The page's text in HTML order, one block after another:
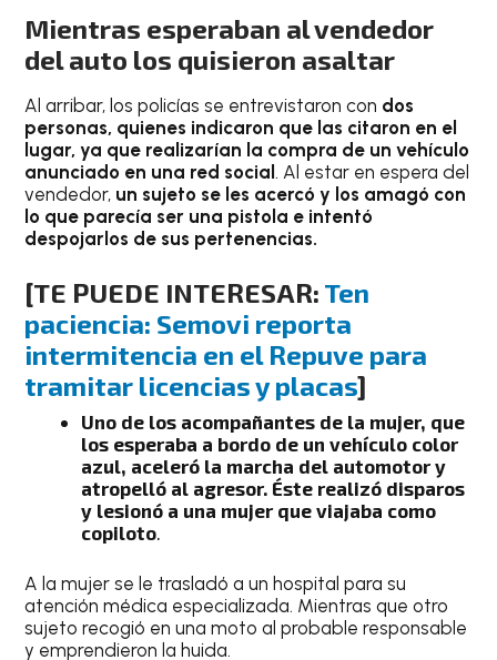
Mientras esperaban al vendedor
del auto los quisieron asaltar
Al arribar, los policías se entrevistaron con dos
personas, quienes indicaron que las citaron en el
lugar, ya que realizarían la compra de un vehículo
anunciado en una red social. Al estar en espera del
vendedor, un sujeto se les acercó y los amagó con
lo que parecía ser una pistola e intentó
despojarlos de sus pertenencias.
[TE PUEDE INTERESAR: Ten
paciencia: Semovi reporta
intermitencia en el Repuve para
tramitar licencias y placas]
Uno de los acompañantes de la mujer, que
los esperaba a bordo de un vehículo color
azul, aceleró la marcha del automotor y
atropelló al agresor. Éste realizó disparos
y lesionó a una mujer que viajaba como
copiloto.
A la mujer se le trasladó a un hospital para su
atención médica especializada. Mientras que otro
sujeto recogió en una moto al probable responsable
y emprendieron la huida.